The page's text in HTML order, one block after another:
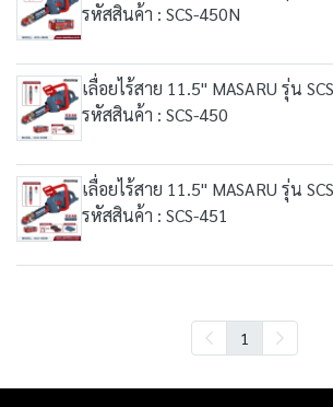
รหัสสินค้า : SCS-450N
เลื่อยไร้สาย 11.5" MASARU รุ่น
รหัสสินค้า : SCS-450
เลื่อยไร้สาย 11.5" MASARU รุ่น
รหัสสินค้า : SCS-451
1